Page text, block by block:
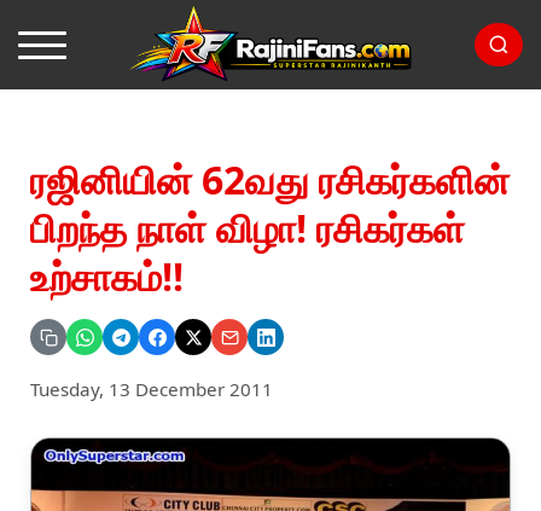
ரஜினியின் 62வது ரசிகர்களின்
பிறந்த நாள் விழா! ரசிகர்கள்
உற்சாகம்!!
Tuesday, 13 December 2011